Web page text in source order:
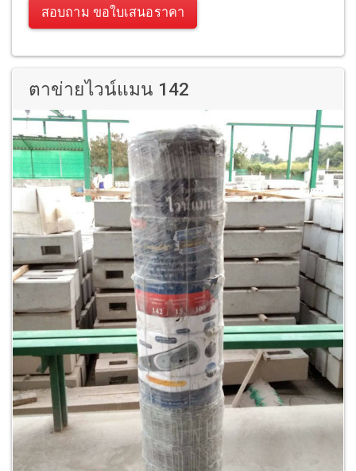
สอบถาม ขอใบเสนอราคา
ตาข่ายไวน์แมน 142